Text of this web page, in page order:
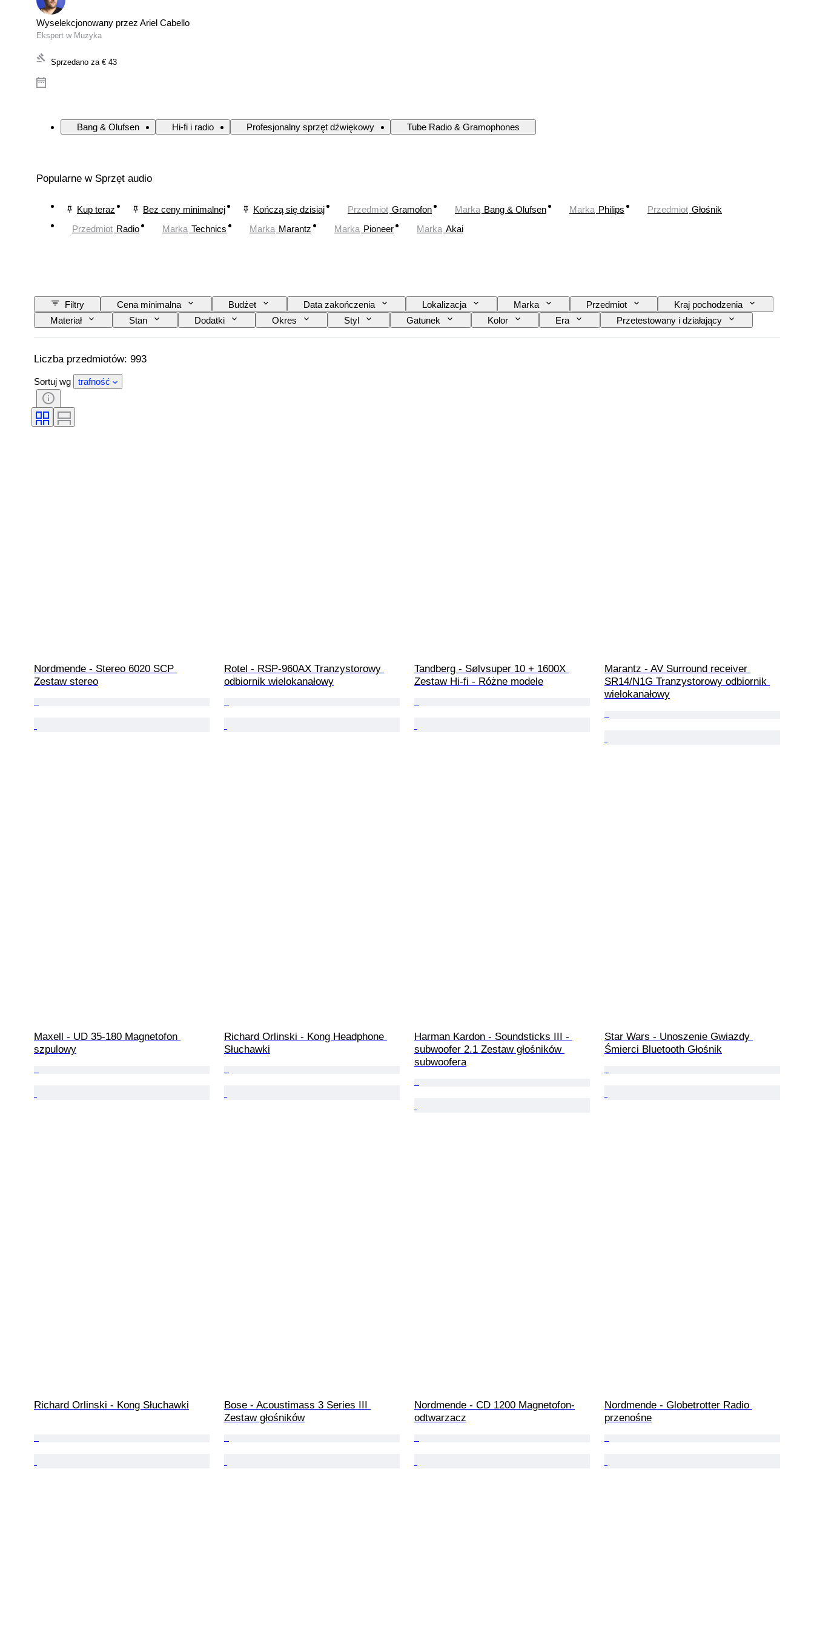
Wyselekcjonowany przez Ariel Cabello
Ekspert w Muzyka
Sprzedano za € 43
Bang & Olufsen Hi-fi i radio Profesjonalny sprzęt dźwiękowy Tube Radio & Gramophones
Popularne w Sprzęt audio
Kup teraz Bez ceny minimalnej Kończą się dzisiaj Przedmiot Gramofon Marka Bang & Olufsen Marka Philips Przedmiot Głośnik
Przedmiot Radio Marka Technics Marka Marantz Marka Pioneer Marka Akai
Filtry Cena minimalna Budżet Data zakończenia Lokalizacja Marka Przedmiot
Kraj pochodzenia
Materiał
Stan Dodatki Okres Styl Gatunek Kolor Era
Przetestowany i działający
Twórca
Liczba przedmiotów: 993
Sortuj wg trafność
Nordmende - Stereo 6020 SCP
Zestaw stereo
Rotel - RSP-960AX Tranzystorowy
odbiornik wielokanałowy
Tandberg - Sølvsuper 10 + 1600X
Zestaw Hi-fi - Różne modele
Marantz - AV Surround receiver
SR14/N1G Tranzystorowy odbiornik
wielokanałowy
Maxell - UD 35-180 Magnetofon
szpulowy
Richard Orlinski - Kong Headphone
Słuchawki
Harman Kardon - Soundsticks III -
subwoofer 2.1 Zestaw głośników
subwoofera
Star Wars - Unoszenie Gwiazdy
Śmierci Bluetooth Głośnik
Richard Orlinski - Kong Słuchawki
Bose - Acoustimass 3 Series III
Zestaw głośników
Nordmende - CD 1200 Magnetofon-
odtwarzacz
Nordmende - Globetrotter Radio
przenośne